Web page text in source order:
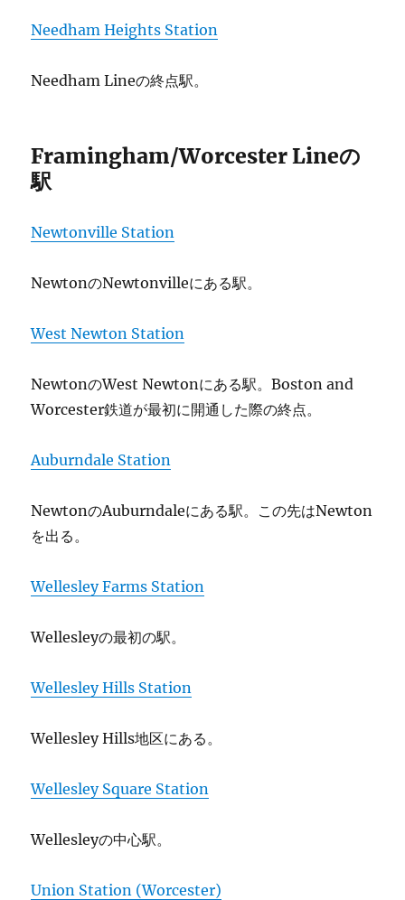
Needham Heights Station
Needham Lineの終点駅。
Framingham/Worcester Lineの
駅
Newtonville Station
NewtonのNewtonvilleにある駅。
West Newton Station
NewtonのWest Newtonにある駅。Boston and
Worcester鉄道が最初に開通した際の終点。
Auburndale Station
NewtonのAuburndaleにある駅。この先はNewton
を出る。
Wellesley Farms Station
Wellesleyの最初の駅。
Wellesley Hills Station
Wellesley Hills地区にある。
Wellesley Square Station
Wellesleyの中心駅。
Union Station (Worcester)